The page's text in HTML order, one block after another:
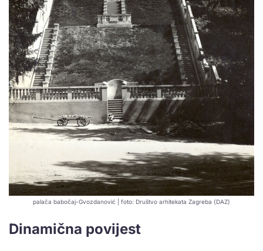
palača babočaj-Gvozdanović | foto: Društvo arhitekata Zagreba (DAZ)
Dinamična povijest